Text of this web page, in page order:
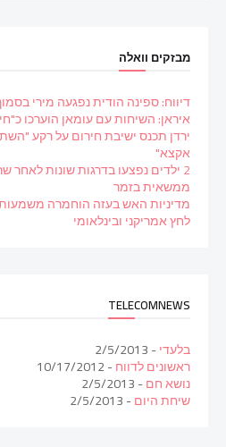
מבזקים וואלה
דיווח: ספינה הודית נפגעה מירי
איראן: השיחות עם עומאן הוערכו
ירדן תכנס ישיבת חירום על רקע
אקצא"
2 ילדים נפצעו בדרגות שונות לאחר
ממשאית בזמר
מדיניות האש בעזה הוחמרה
לחץ אמריקני ובינלאומי
TELECOMNEWS
בלעדי- 2/5/2013
ראשונים לדווח- 10/17/2012
נושא חם- 2/5/2013
שיחת היום- 2/5/2013